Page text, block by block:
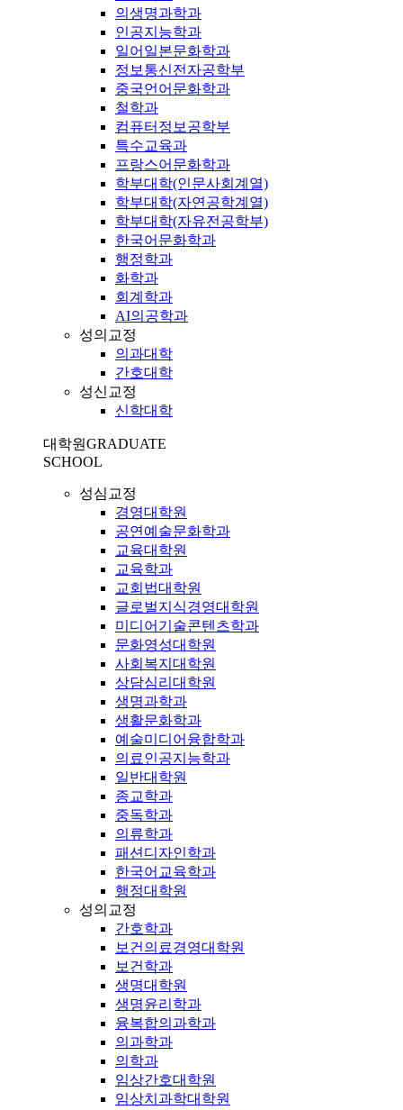
의생명과학과
인공지능학과
일어일본문화학과
정보통신전자공학부
중국언어문화학과
철학과
컴퓨터정보공학부
특수교육과
프랑스어문화학과
학부대학(인문사회계열)
학부대학(자연공학계열)
학부대학(자유전공학부)
한국어문화학과
행정학과
화학과
회계학과
AI의공학과
성의교정
의과대학
간호대학
성신교정
신학대학
대학원GRADUATE
SCHOOL
성심교정
경영대학원
공연예술문화학과
교육대학원
교육학과
교회법대학원
글로벌지식경영대학원
미디어기술콘텐츠학과
문화영성대학원
사회복지대학원
상담심리대학원
생명과학과
생활문화학과
예술미디어융합학과
의료인공지능학과
일반대학원
종교학과
중독학과
의류학과
패션디자인학과
한국어교육학과
행정대학원
성의교정
간호학과
보건의료경영대학원
보건학과
생명대학원
생명윤리학과
융복합의과학과
의과학과
의학과
임상간호대학원
임상치과학대학원